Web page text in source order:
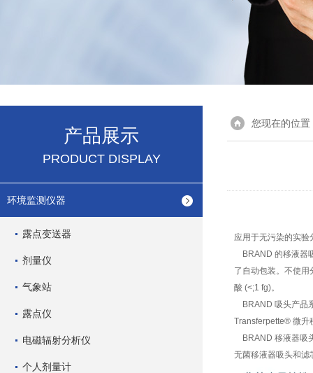
产品展示
PRODUCT DISPLAY
环境监测仪器
露点变送器
剂量仪
气象站
露点仪
电磁辐射分析仪
个人剂量计
您现在的位置
应用于无污染的实
BRAND 的移液器
了自动包装。不使
酸 (<;1 fg)。
BRAND 吸头产品
Transferpette® 微升
BRAND 移液器吸
无菌移液器吸头和滤